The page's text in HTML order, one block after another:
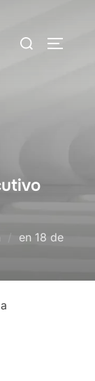
Buscar:
en Publicado
18 de